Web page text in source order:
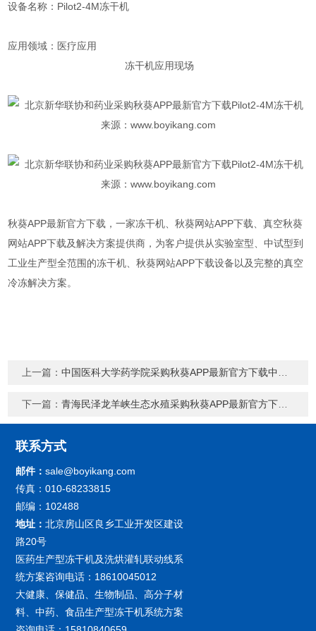
设备名称：Pilot2-4M冻干机
应用领域：医疗应用
冻干机应用现场
秋葵APP最新官方下载，一家冻干机、秋葵网站APP下载、真空秋葵
网站APP下载及解决方案提供商，为客户提供从实验室型、中试型到
工业生产型全范围的冻干机、秋葵网站APP下载设备以及完整的真空
冷冻解决方案。
上一篇：中国医科大学药学院采购秋葵APP最新官方下载中试冻干机Pilot10-15M
下一篇：青海民泽龙羊峡生态水殖采购秋葵APP最新官方下载冻干机Pilot3-6E
联系方式
邮件：sale@boyikang.com
传真：010-68233815
邮编：102488
地址：北京房山区良乡工业开发区建设
路20号
医药生产型冻干机及洗烘灌轧联动线系
统方案咨询电话：18610045012
大健康、保健品、生物制品、高分子材
料、中药、食品生产型冻干机系统方案